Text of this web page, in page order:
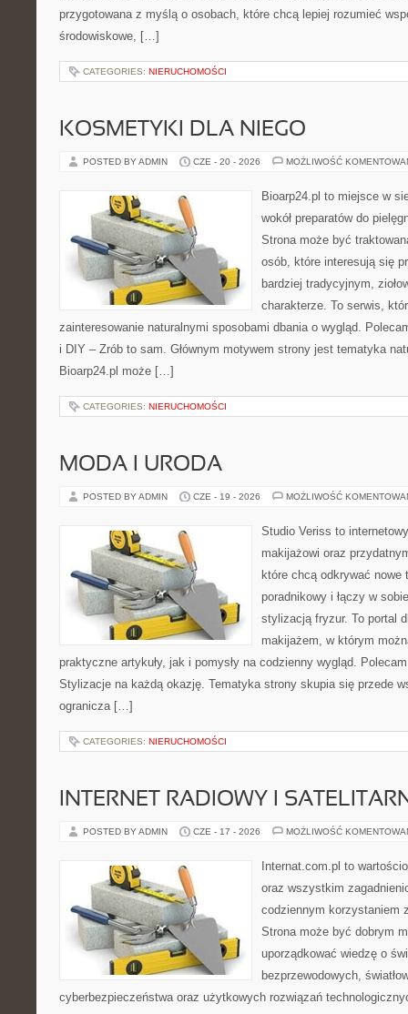
przygotowana z myślą o osobach, które chcą lepiej rozumieć
środowiskowe, […]
CATEGORIES: NIERUCHOMOŚCI
KOSMETYKI DLA NIEGO
POSTED BY ADMIN CZE - 20 - 2026 MOŻLIWOŚĆ
Bioarp24.pl to miejsce w
wokół preparatów do
Strona może być
osób, które interesują się
bardziej tradycyjnym,
charakterze. To serwis,
zainteresowanie naturalnymi sposobami dbania o wygląd.
i DIY – Zrób to sam. Głównym motywem strony jest tematyka
Bioarp24.pl może […]
CATEGORIES: NIERUCHOMOŚCI
MODA I URODA
POSTED BY ADMIN CZE - 19 - 2026 MOŻLIWOŚĆ
Studio Veriss to
makijażowi oraz
które chcą odkrywać nowe
poradnikowy i łączy w
stylizacją fryzur. To portal
makijażem, w którym
praktyczne artykuły, jak i pomysły na codzienny wygląd.
Stylizacje na każdą okazję. Tematyka strony skupia się przede
ogranicza […]
CATEGORIES: NIERUCHOMOŚCI
INTERNET RADIOWY I
POSTED BY ADMIN CZE - 17 - 2026 MOŻLIWOŚĆ
Internat.com.pl to
oraz wszystkim
codziennym korzystaniem
Strona może być dobrym
uporządkować wiedzę o
bezprzewodowych,
cyberbezpieczeństwa oraz użytkowych rozwiązań